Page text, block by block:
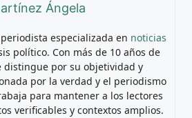
Ángela
especializada en noticias
político. Con más de 10 años de
distingue por su objetividad y
por la verdad y el periodismo
para mantener a los lectores
verificables y contextos amplios.